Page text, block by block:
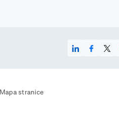
Mapa stranice